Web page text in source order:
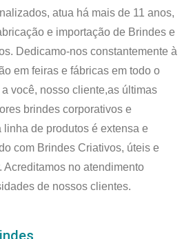
atua há mais de 11 anos,
e importação de Brindes e
Dedicamo-nos constantemente à
em feiras e fábricas em todo o
você, nosso cliente,as últimas
brindes corporativos e
de produtos é extensa e
com Brindes Criativos, úteis e
Acreditamos no atendimento
de nossos clientes.